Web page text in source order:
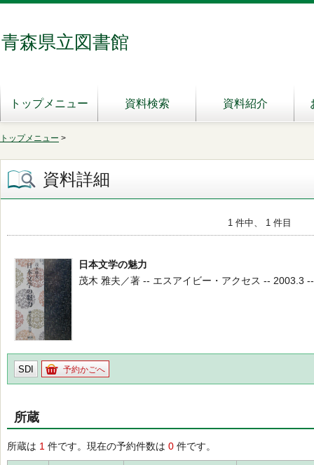
青森県立図書館
トップメニュー 資料検索 資料紹介
トップメニュー >
資料詳細
1 件中、 1 件目
日本文学の魅力
茂木 雅夫／著 -- エスアイビー・アクセス -- 2003.3
SDI 予約かごへ
所蔵
所蔵は 1 件です。現在の予約件数は 0 件です。